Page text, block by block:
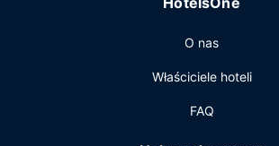
wymeldowanie. Jeżeli planujesz spotkanie
konferencyjne o łącznej powierzchni 372
dla samochodów kempingowych/
O nas
Właściciele hoteli
FAQ